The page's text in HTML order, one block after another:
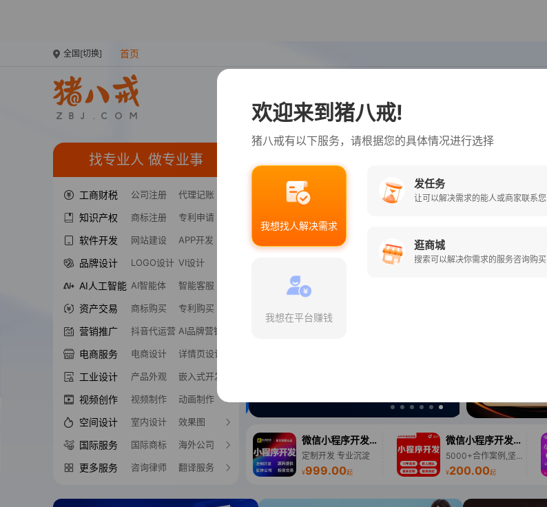
全国 [切换] 首页
大家在搜“ logo设计 网站开发 APP开发
找专业人 做专业事
工商财税 公司注册 代理记账
知识产权 商标注册 专利申请
软件开发 网站建设 APP开发
品牌设计 LOGO设计 VI设计
AI人工智能 AI智能体 智能客服
资产交易 商标购买 专利购买
营销推广 抖音代运营 AI品牌营销
电商服务 电商设计 详情页设计
工业设计 产品外观 嵌入式开发
视频创作 视频制作 动画制作
空间设计 室内设计 效果图
国际服务 国际商标 海外公司
更多服务 咨询律师 翻译服务
微信小程序开发定制教育旅游家政预约生鲜电商交友
定制开发 专业沉淀
¥999.00起
微信小程序开发商城生鲜外卖社交婚恋游戏直播考试
5000+合作案例,坚持原创定制,严格把控进度流程
¥200.00起
机械设计产品结构设计ug建模硅胶产品设计模具制作
欢迎来到猪八戒!
猪八戒有以下服务，请根据您的具体情况进行选择
我想找人解决需求
我想在平台赚钱
发任务
让可以解决需求的能人或商家联系您
逛商城
搜索可以解决你需求的服务咨询购买